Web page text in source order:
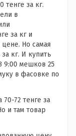
тенге за кг.
в
за кг и
цене. Но самая
кг. И купить
9:00 мешков 25
в фасовке по
70-72 тенге за
и там товар